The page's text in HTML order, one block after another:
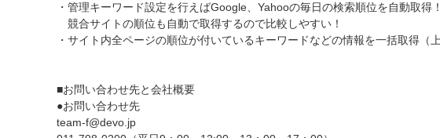
・管理キーワード設定を行えばGoogle、Yahooの毎日の検索順位を自動取得！
競合サイトの順位も自動で取得するので比較しやすい！
・サイト内全ページの順位が付いているキーワードなどの情報を一括取得（
■お問い合わせ先と会社概要
●お問い合わせ先
team-f@devo.jp